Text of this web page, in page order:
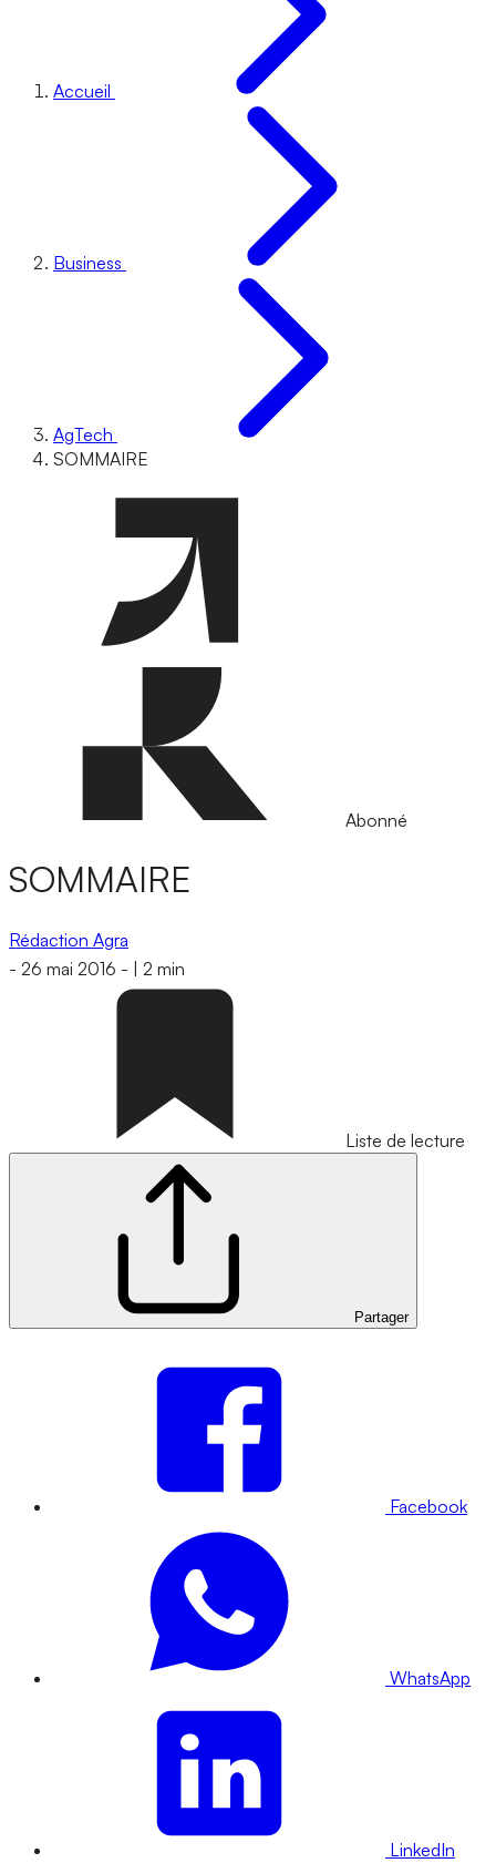
Accueil
Business
AgTech
SOMMAIRE
Abonné
SOMMAIRE
Rédaction Agra
- 26 mai 2016 - 2 min
Liste de lecture
Partager
Facebook
WhatsApp
LinkedIn